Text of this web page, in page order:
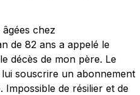
chez
de 82 ans a appelé le
décès de mon père. Le
souscrire un abonnement
Impossible de résilier et de